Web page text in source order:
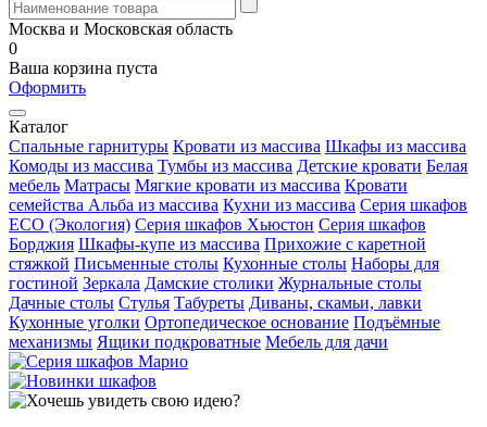
Москва и Московская область
0
Ваша корзина пуста
Оформить
Каталог
Спальные гарнитуры Кровати из массива Шкафы из массива
Комоды из массива Тумбы из массива Детские кровати Белая
мебель Матрасы Мягкие кровати из массива Кровати
семейства Альба из массива Кухни из массива Серия шкафов
ECO (Экология) Серия шкафов Хьюстон Серия шкафов
Борджия Шкафы-купе из массива Прихожие с каретной
стяжкой Письменные столы Кухонные столы Наборы для
гостиной Зеркала Дамские столики Журнальные столы
Дачные столы Стулья Табуреты Диваны, скамьи, лавки
Кухонные уголки Ортопедическое основание Подъёмные
механизмы Ящики подкроватные Мебель для дачи